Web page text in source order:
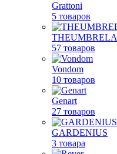
Grattoni
5 товаров
THEUMBRELA
57 товаров
Vondom
10 товаров
Genart
27 товаров
GARDENIUS
3 товара